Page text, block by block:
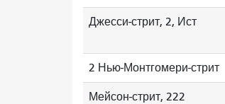
Джесси-стрит, 2, Ист
2 Нью-Монтгомери-стрит
Мейсон-стрит, 222